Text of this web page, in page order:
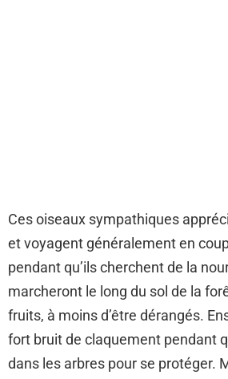
Ces oiseaux sympathiques
et voyagent généralement en
pendant qu’ils cherchent de la
marcheront le long du sol de la
fruits, à moins d’être dérangés.
fort bruit de claquement pendant
dans les arbres pour se protéger.